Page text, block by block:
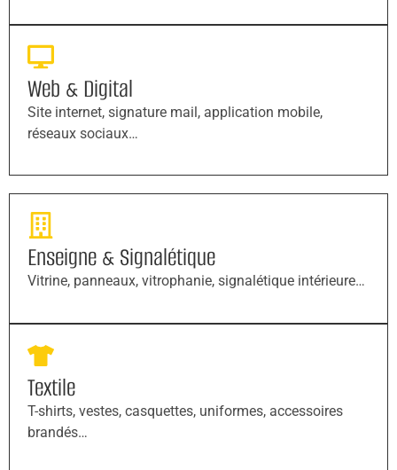
Web & Digital
Site internet, signature mail, application mobile,
réseaux sociaux…
Enseigne & Signalétique
Vitrine, panneaux, vitrophanie, signalétique intérieure…
Textile
T-shirts, vestes, casquettes, uniformes, accessoires
brandés…